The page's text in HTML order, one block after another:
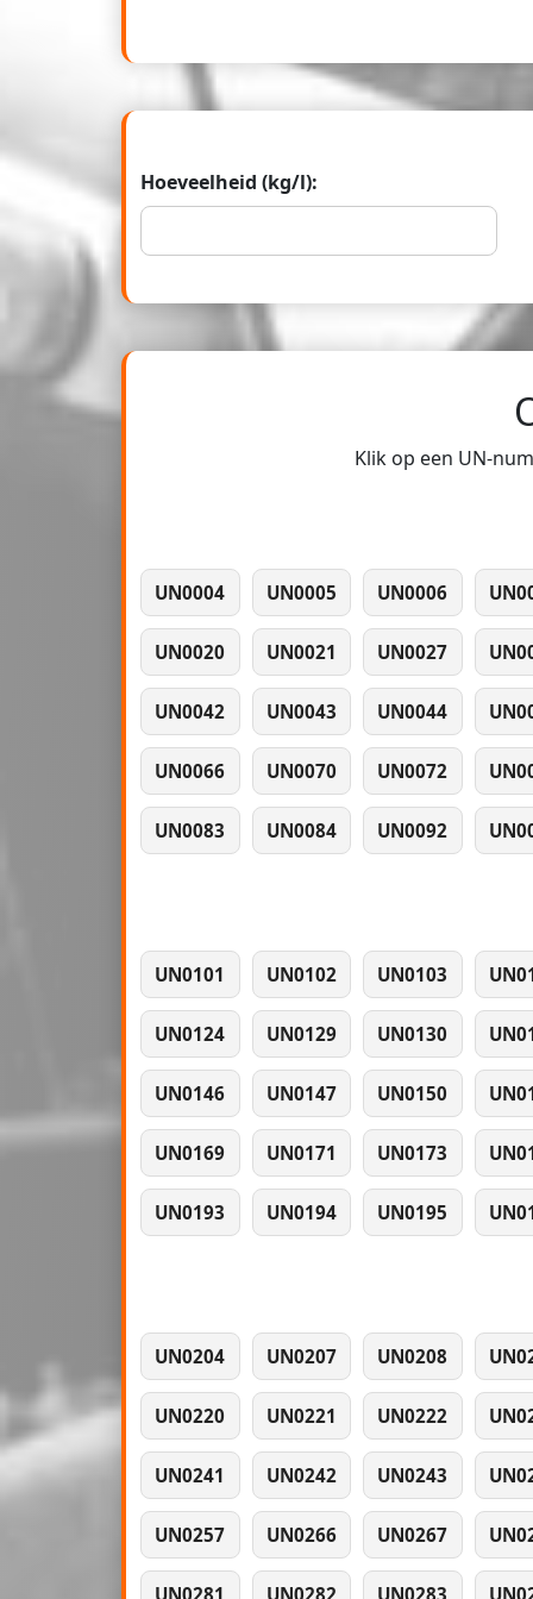
Hoeveelheid (kg/l):
Klik op een UN-
UN0004 UN0005 UN0006
UN0020 UN0021 UN0027
UN0042 UN0043 UN0044
UN0066 UN0070 UN0072
UN0083 UN0084 UN0092
UN0101 UN0102 UN0103
UN0124 UN0129 UN0130
UN0146 UN0147 UN0150
UN0169 UN0171 UN0173
UN0193 UN0194 UN0195
UN0204 UN0207 UN0208
UN0220 UN0221 UN0222
UN0241 UN0242 UN0243
UN0257 UN0266 UN0267